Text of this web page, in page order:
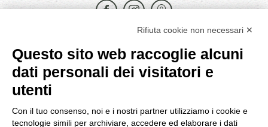
Rifiuta cookie non necessari ✕
Questo sito web raccoglie alcuni
dati personali dei visitatori e
utenti
Con il tuo consenso, noi e i nostri partner utilizziamo i cookie e
tecnologie simili per archiviare, accedere ed elaborare i dati